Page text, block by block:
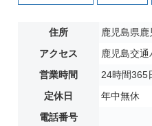
住所
鹿児島県
アクセス
鹿児島交
営業時間
24時間365
定休日
年中無休
電話番号